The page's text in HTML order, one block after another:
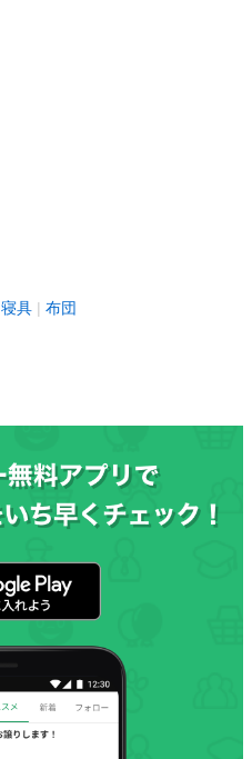
寝具 布団